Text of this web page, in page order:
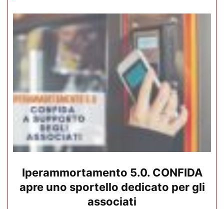
Iperammortamento 5.0. CONFIDA
apre uno sportello dedicato per gli
associati